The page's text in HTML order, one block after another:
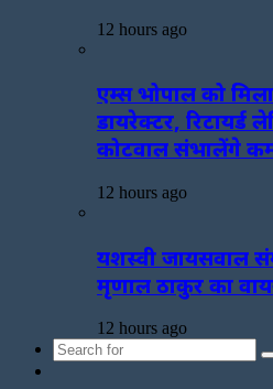
12 hours ago
एम्स भोपाल को
डायरेक्टर, रिटायर्ड
कोटवाल संभालेंगे
12 hours ago
यशस्वी जायसवाल
मृणाल ठाकुर का
12 hours ago